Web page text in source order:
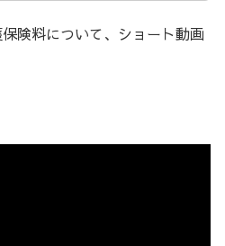
険料について、ショート動画